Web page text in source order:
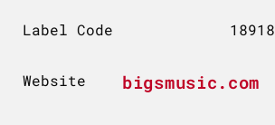
Label Code 18918
Website bigsmusic.com